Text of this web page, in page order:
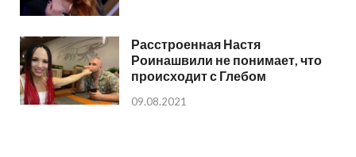
Расстроенная Настя
Роинашвили не понимает, что
происходит с Глебом
09.08.2021